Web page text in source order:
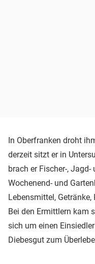
In Oberfranken droht
derzeit sitzt er in
brach er Fischer-,
Wochenend- und
Lebensmittel,
Bei den Ermittlern kam
sich um einen
Diebesgut zum